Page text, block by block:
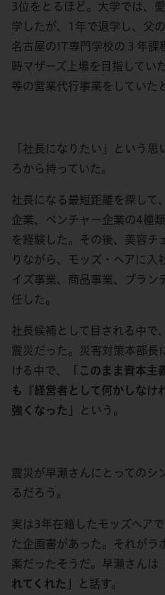
3位をとるほど。大学では、
学したが、1年で退学し、父
名古屋のIT専門学校の３年課
時マザーズ上場を目指してい
等の営業代行事業をしていた
「社長になりたい」という
ろから持っていた。
社長になる最短距離を探して
企業、ベンチャー企業の4種
を経験した。その後、美容チ
りながら、モッズ・ヘアに入
イズ事業、商品事業、ブラン
任した。
社長候補として目される中で
震災だった。災害対策本部長
ける中で、
「このまま資本主
も『経営者として何かしなけ
強くなった」
という。
震災が早瀬さんにとってのシ
るだろう。
実は3年在籍したモッズヘア
た企画書があった。それがラ
案だったそうだ。早瀬さんは
れてくれた」
と話す。